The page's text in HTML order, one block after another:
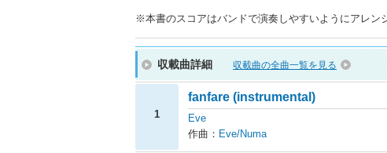
※本書のスコアはバンドで演奏しやすいようにアレン
収載曲詳細 収載曲の全曲一覧を見る
1
fanfare (instrumental)
Eve
作曲： Eve/Numa